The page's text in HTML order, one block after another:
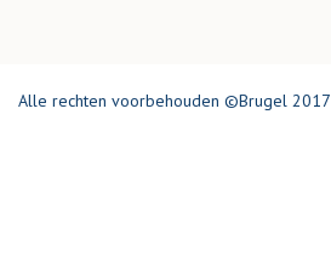
Alle rechten voorbehouden ©Brugel 2017